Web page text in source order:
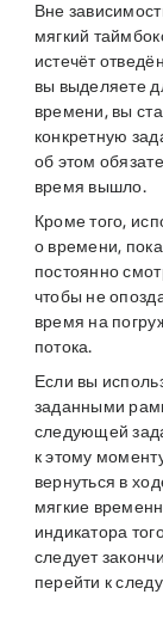
Вне
мягкий
истечёт
вы выделяете
времени, вы
конкретную
об этом
время вышло.
Кроме того,
о времени,
постоянно
чтобы не
время на
потока.
Если вы
заданными
следующей
к этому
вернуться в
мягкие
индикатора
следует
перейти к